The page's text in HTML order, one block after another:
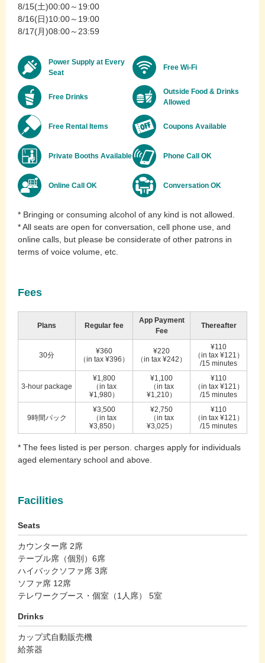
8/15(土)00:00～19:00
8/16(日)10:00～19:00
8/17(月)08:00～23:59
Power Supply at Every
Seat
Free Wi-Fi
Free Drinks
Outside Food & Drinks
Allowed
Free Rental Items Coupons Available
Private Booths Available Phone Call OK
Online Call OK Conversation OK
* Bringing or consuming alcohol of any kind is not allowed.
* All seats are open for conversation, cell phone use, and
online calls, but please be considerate of other patrons in
terms of voice volume, etc.
Fees
Plans Regular fee
App Payment
Fee
Thereafter
30分
¥360
（in tax ¥396）
¥220
（in tax ¥242）
¥110
（in tax ¥121）
/15 minutes
3-hour package
¥1,800
（in tax
¥1,980）
¥1,100
（in tax
¥1,210）
¥110
（in tax ¥121）
/15 minutes
9時間パック
¥3,500
（in tax
¥3,850）
¥2,750
（in tax
¥3,025）
¥110
（in tax ¥121）
/15 minutes
* The fees listed is per person. charges apply for individuals
aged elementary school and above.
Facilities
Seats
カウンター席 2席
テーブル席（個別）6席
ハイバックソファ席 3席
ソファ席 12席
テレワークブース・個室（1人席） 5室
Drinks
カップ式自動販売機
給茶器